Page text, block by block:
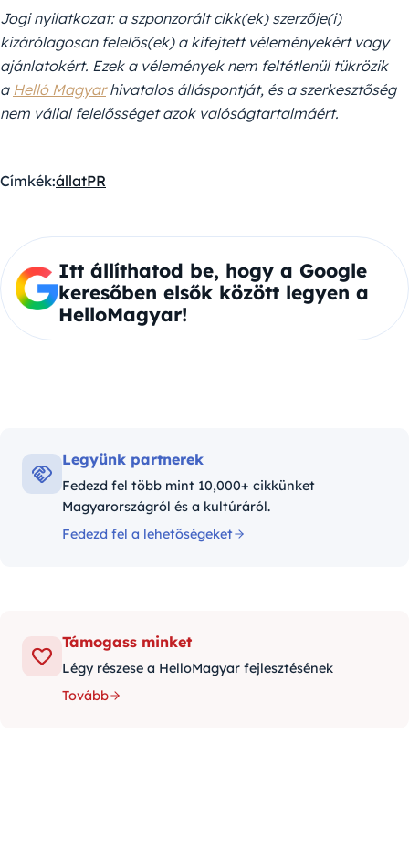
Jogi nyilatkozat: a szponzorált cikk(ek) szerzője(i)
kizárólagosan felelős(ek) a kifejtett véleményekért vagy
ajánlatokért. Ezek a vélemények nem feltétlenül tükrözik
a Helló Magyarhivatalos álláspontját, és a szerkesztőség
nem vállal felelősséget azok valóságtartalmáért.
Címkék:állatPR
Itt állíthatod be, hogy a Google
keresőben elsők között legyen a
HelloMagyar!
Legyünk partnerek
Fedezd fel több mint 10,000+ cikkünket
Magyarországról és a kultúráról.
Fedezd fel a lehetőségeket
Támogass minket
Légy részese a HelloMagyar fejlesztésének
Tovább